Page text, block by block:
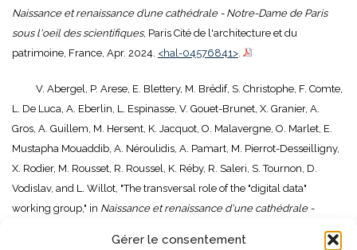
Gérer le consentement
Naissance et renaissance d’une cathédrale - Notre-Dame de Paris
sous l'oeil des scientifiques, Paris Cité de l'architecture et du
patrimoine, France, Apr. 2024. <hal-04576841>
V. Abergel, P. Arese, E. Blettery, M. Brédif, S. Christophe, F. Comte,
L. De Luca, A. Eberlin, L. Espinasse, V. Gouet-Brunet, X. Granier, A.
Gros, A. Guillem, M. Hersent, K. Jacquot, O. Malavergne, O. Marlet, E.
Mustapha Mouaddib, A. Néroulidis, A. Pamart, M. Pierrot-Desseilligny,
X. Rodier, M. Rousset, R. Roussel, K. Réby, R. Saleri, S. Tournon, D.
Vodislav, and L. Willot, "The transversal role of the "digital data"
working group," in Naissance et renaissance d'une cathédrale -